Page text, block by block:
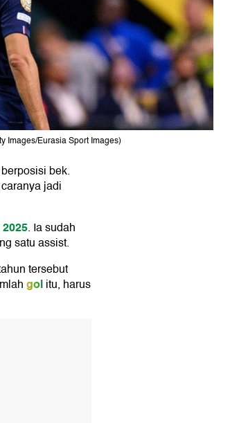
Images/Eurasia Sport Images)
bek.
jadi
. Ia sudah
satu assist.
tersebut
golitu, harus